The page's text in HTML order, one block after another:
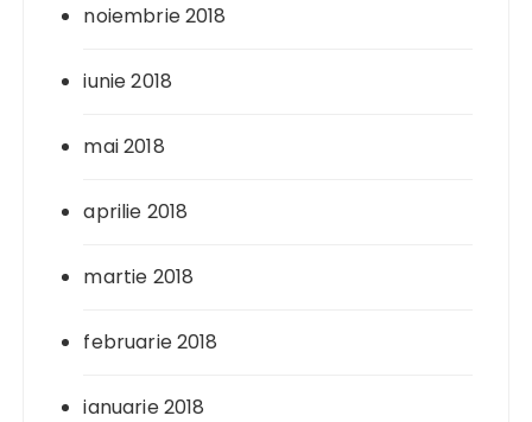
noiembrie 2018
iunie 2018
mai 2018
aprilie 2018
martie 2018
februarie 2018
ianuarie 2018